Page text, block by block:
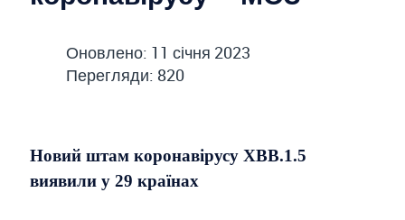
Оновлено: 11 січня 2023
Перегляди: 820
Новий штам коронавірусу XBB.1.5
виявили у 29 країнах